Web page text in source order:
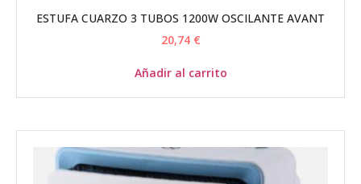
ESTUFA CUARZO 3 TUBOS 1200W OSCILANTE AVANT
20,74 €
Añadir al carrito